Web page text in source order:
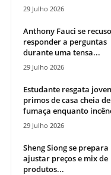
29 Julho 2026
Anthony Fauci se
responder a perguntas
durante uma tensa...
29 Julho 2026
Estudante resgata
primos de casa cheia de
fumaça enquanto
29 Julho 2026
Sheng Siong se
ajustar preços e mix de
produtos...